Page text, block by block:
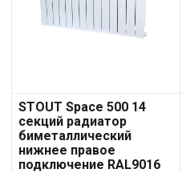
STOUT Space 500 14
секций радиатор
биметаллический
нижнее правое
подключение RAL9016